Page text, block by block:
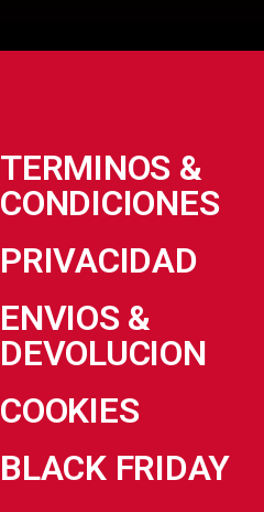
TERMINOS &
CONDICIONES
PRIVACIDAD
ENVIOS &
DEVOLUCION
COOKIES
BLACK FRIDAY